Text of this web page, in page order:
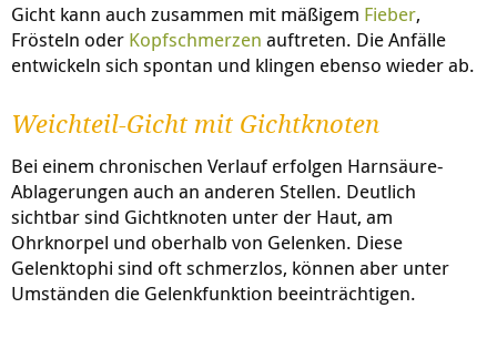
Gicht kann auch zusammen mit mäßigem Fieber,
Frösteln oder Kopfschmerzen auftreten. Die Anfälle
entwickeln sich spontan und klingen ebenso wieder ab.
Weichteil-Gicht mit Gichtknoten
Bei einem chronischen Verlauf erfolgen Harnsäure-
Ablagerungen auch an anderen Stellen. Deutlich
sichtbar sind Gichtknoten unter der Haut, am
Ohrknorpel und oberhalb von Gelenken. Diese
Gelenktophi sind oft schmerzlos, können aber unter
Umständen die Gelenkfunktion beeinträchtigen.